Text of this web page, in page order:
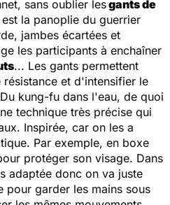
sans oublier lesgants de
la panoplie du guerrier
jambes écartées et
les participants à enchaîner
... Les gants permettent
et d'intensifier le
kung-fu dans l'eau, de quoi
technique très précise qui
Inspirée, car on les a
Par exemple, en boxe
protéger son visage. Dans
adaptée donc on va juste
pour garder les mains sous